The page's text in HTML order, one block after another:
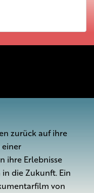
zurück auf ihre
ihre Erlebnisse
die Zukunft. Ein
von